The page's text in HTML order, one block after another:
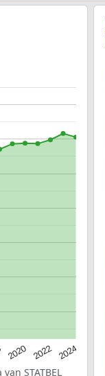
2020 2022 2024
van STATBEL